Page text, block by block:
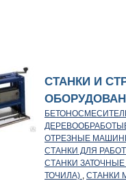
СТАНКИ И
ОТРЕЗНЫЕ
СТАНКИ ДЛЯ
СТАНКИ
ТОЧИЛА) , СТАНКИ